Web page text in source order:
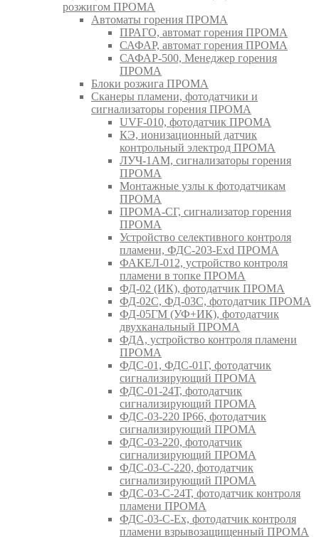
розжигом ПРОМА
Автоматы горения ПРОМА
ПРАГО, автомат горения ПРОМА
САФАР, автомат горения ПРОМА
САФАР-500, Менеджер горения
ПРОМА
Блоки розжига ПРОМА
Сканеры пламени, фотодатчики и
сигнализаторы горения ПРОМА
UVF-010, фотодатчик ПРОМА
КЭ, ионизационный датчик
контрольный электрод ПРОМА
ЛУЧ-1АМ, сигнализаторы горения
ПРОМА
Монтажные узлы к фотодатчикам
ПРОМА
ПРОМА-СГ, сигнализатор горения
ПРОМА
Устройство селективного контроля
пламени, ФДС-203-Exd ПРОМА
ФАКЕЛ-012, устройство контроля
пламени в топке ПРОМА
ФД-02 (ИК), фотодатчик ПРОМА
ФД-02С, ФД-03С, фотодатчик ПРОМА
ФД-05ГМ (УФ+ИК), фотодатчик
двухканальный ПРОМА
ФДА, устройство контроля пламени
ПРОМА
ФДС-01, ФДС-01Г, фотодатчик
сигнализирующий ПРОМА
ФДС-01-24Т, фотодатчик
сигнализирующий ПРОМА
ФДС-03-220 IP66, фотодатчик
сигнализирующий ПРОМА
ФДС-03-220, фотодатчик
сигнализирующий ПРОМА
ФДС-03-С-220, фотодатчик
сигнализирующий ПРОМА
ФДС-03-С-24Т, фотодатчик контроля
пламени ПРОМА
ФДС-03-С-Ex, фотодатчик контроля
пламени взрывозащищенный ПРОМА